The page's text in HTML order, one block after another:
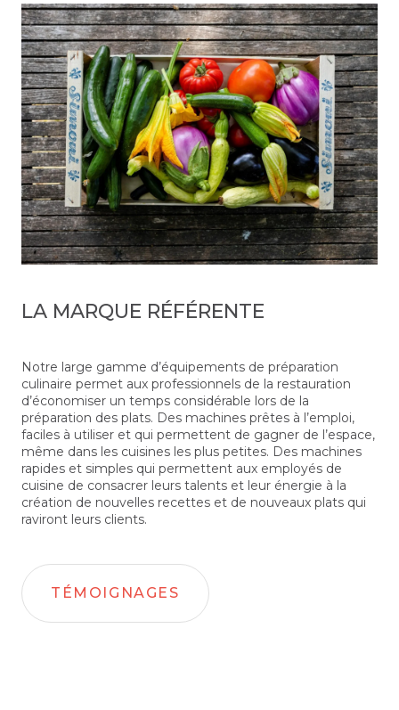
LA MARQUE RÉFÉRENTE
Notre large gamme d’équipements de préparation
culinaire permet aux professionnels de la restauration
d’économiser un temps considérable lors de la
préparation des plats. Des machines prêtes à l’emploi,
faciles à utiliser et qui permettent de gagner de l’espace,
même dans les cuisines les plus petites. Des machines
rapides et simples qui permettent aux employés de
cuisine de consacrer leurs talents et leur énergie à la
création de nouvelles recettes et de nouveaux plats qui
raviront leurs clients.
TÉMOIGNAGES